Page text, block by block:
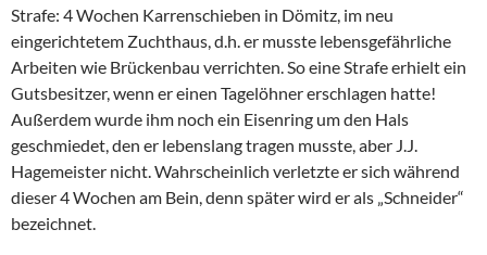
Strafe: 4 Wochen Karrenschieben in Dömitz, im neu
eingerichtetem Zuchthaus, d.h. er musste lebensgefährliche
Arbeiten wie Brückenbau verrichten. So eine Strafe erhielt ein
Gutsbesitzer, wenn er einen Tagelöhner erschlagen hatte!
Außerdem wurde ihm noch ein Eisenring um den Hals
geschmiedet, den er lebenslang tragen musste, aber J.J.
Hagemeister nicht. Wahrscheinlich verletzte er sich während
dieser 4 Wochen am Bein, denn später wird er als „Schneider“
bezeichnet.